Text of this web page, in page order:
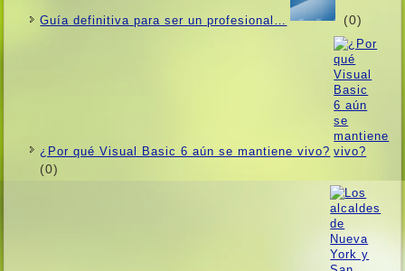
Guí­a definitiva para ser un profesional… (0)
¿Por qué Visual Basic 6 aún se mantiene vivo?
(0)